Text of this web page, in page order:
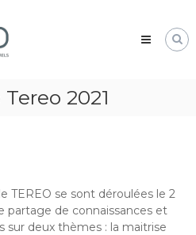
2021
TEREO se sont déroulées le 2
partage de connaissances et
deux thèmes : la maitrise